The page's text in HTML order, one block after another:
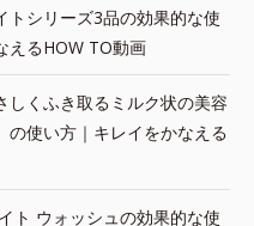
トシリーズ3品の効果的な使
えるHOW TO動画
しくふき取るミルク状の美容
の使い方｜キレイをかなえる
ト ウォッシュの効果的な使